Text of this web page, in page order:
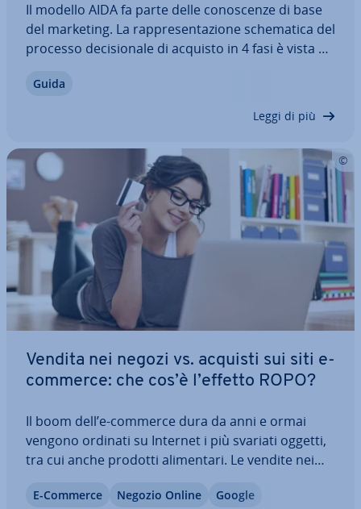
Il modello AIDA fa parte delle co­no­scen­ze di base
del marketing. La rap­pre­sen­ta­zio­ne sche­ma­ti­ca del
processo de­ci­sio­na­le di acquisto in 4 fasi è vista da
Altri la con­si­de­ra­no una sem­pli­fi­ca­zio­ne non più
Guida
Leggi di più
Vendita nei negozi vs. acquisti sui siti e-
commerce: che cos’è l’effetto ROPO?
Il boom dell’e-commerce dura da anni e ormai
vengono ordinati su Internet i più svariati oggetti,
tra cui anche prodotti ali­men­ta­ri. Le vendite nei
ces­sa­ria­men­te. L’effetto ROPO mostra che anche i
E-Commerce Negozio Online Google